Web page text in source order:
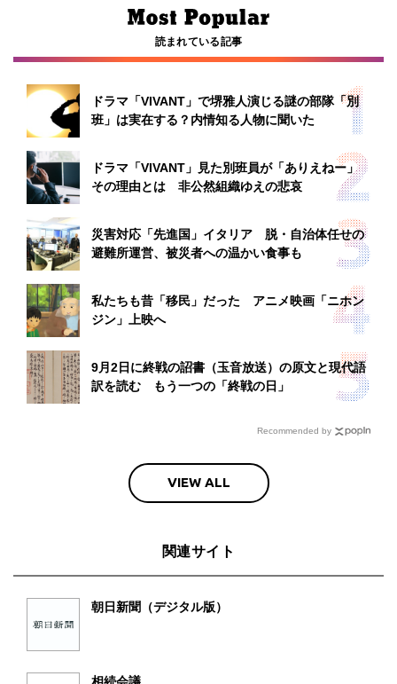
読まれている記事
ドラマ「VIVANT」で堺雅人演じる謎の部隊「別
班」は実在する？内情知る人物に聞いた
ドラマ「VIVANT」見た別班員が「ありえねー」
その理由とは 非公然組織ゆえの悲哀
災害対応「先進国」イタリア 脱・自治体任せの
避難所運営、被災者への温かい食事も
私たちも昔「移民」だった アニメ映画「ニホン
ジン」上映へ
9月2日に終戦の詔書（玉音放送）の原文と現代語
訳を読む もう一つの「終戦の日」
Recommended by
VIEW ALL
関連サイト
朝日新聞（デジタル版）